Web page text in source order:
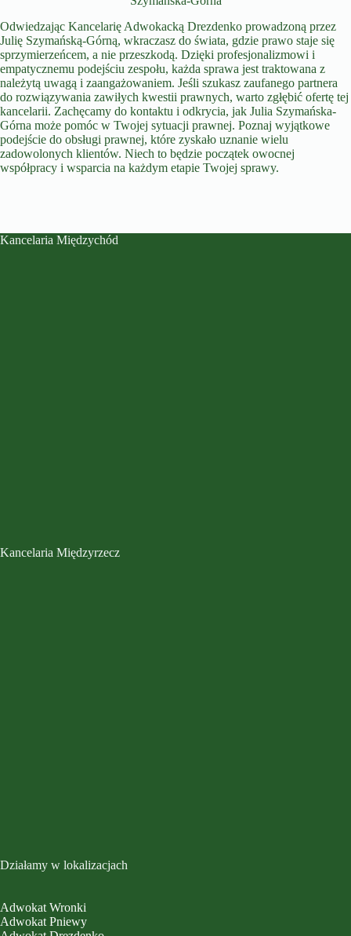
Odwiedzając Kancelarię Adwokacką Drezdenko prowadzoną przez
Julię Szymańską-Górną, wkraczasz do świata, gdzie prawo staje się
sprzymierzeńcem, a nie przeszkodą. Dzięki profesjonalizmowi i
empatycznemu podejściu zespołu, każda sprawa jest traktowana z
należytą uwagą i zaangażowaniem. Jeśli szukasz zaufanego partnera
do rozwiązywania zawiłych kwestii prawnych, warto zgłębić ofertę tej
kancelarii. Zachęcamy do kontaktu i odkrycia, jak Julia Szymańska-
Górna może pomóc w Twojej sytuacji prawnej. Poznaj wyjątkowe
podejście do obsługi prawnej, które zyskało uznanie wielu
zadowolonych klientów. Niech to będzie początek owocnej
współpracy i wsparcia na każdym etapie Twojej sprawy.
Kancelaria Międzychód
Kancelaria Międzyrzecz
Działamy w lokalizacjach
Adwokat Wronki
Adwokat Pniewy